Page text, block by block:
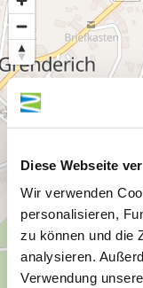
Diese Webseite
Wir verwenden
personalisieren,
zu können und die
analysieren.
Verwendung